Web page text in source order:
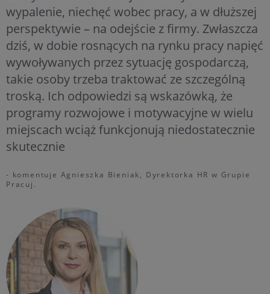
wypalenie, niechęć wobec pracy, a w dłuższej
perspektywie – na odejście z firmy. Zwłaszcza
dziś, w dobie rosnących na rynku pracy napięć
wywoływanych przez sytuację gospodarczą,
takie osoby trzeba traktować ze szczególną
troską. Ich odpowiedzi są wskazówką, że
programy rozwojowe i motywacyjne w wielu
miejscach wciąż funkcjonują niedostatecznie
skutecznie
- komentuje Agnieszka Bieniak, Dyrektorka HR w Grupie
Pracuj.